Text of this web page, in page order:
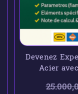
Devenez
Acier